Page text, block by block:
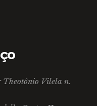
Theotônio Vilela n.